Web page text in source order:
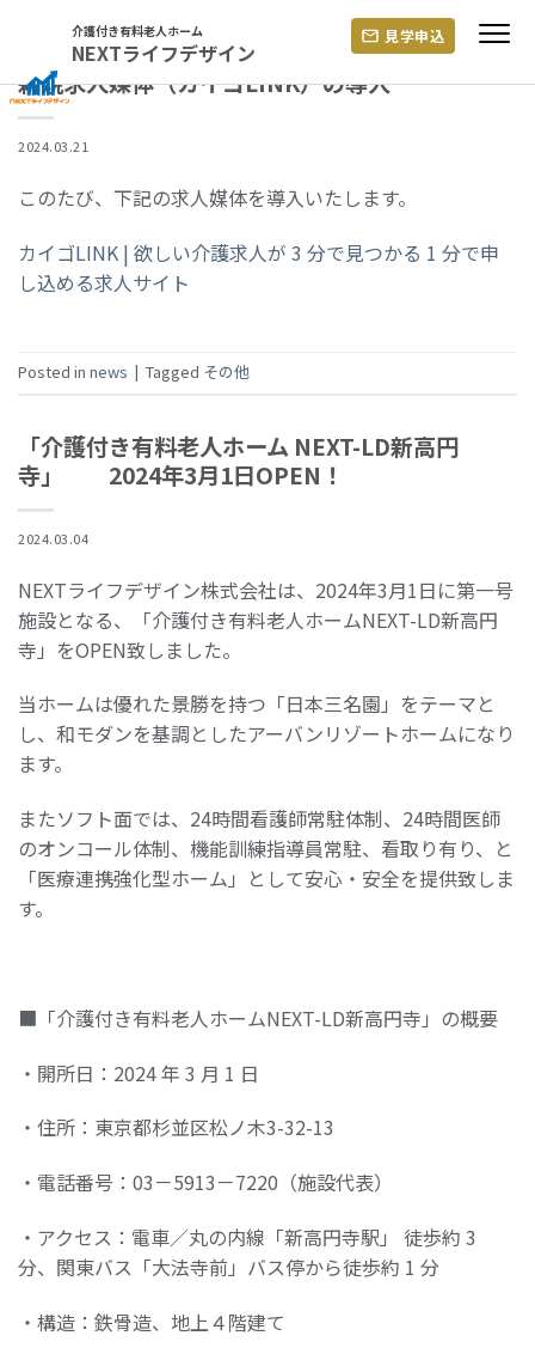
content
介護付き有料老人ホーム
NEXTライフデザイン
見学申込
NEWS
新規求人媒体（カイゴLINK）の導入
2024.03.21
このたび、下記の求人媒体を導入いたします。
カイゴLINK | 欲しい介護求人が 3 分で見つかる 1 分で申
し込める求人サイト
Posted in news | Tagged その他
「介護付き有料老人ホーム NEXT-LD新高円
寺」 2024年3月1日OPEN！
2024.03.04
NEXTライフデザイン株式会社は、2024年3月1日に第一号
施設となる、「介護付き有料老人ホームNEXT-LD新高円
寺」をOPEN致しました。
当ホームは優れた景勝を持つ「日本三名園」をテーマと
し、和モダンを基調としたアーバンリゾートホームになり
ます。
またソフト面では、24時間看護師常駐体制、24時間医師
のオンコール体制、機能訓練指導員常駐、看取り有り、と
「医療連携強化型ホーム」として安心・安全を提供致しま
す。
■「介護付き有料老人ホームNEXT-LD新高円寺」の概要
・開所日：2024 年 3 月 1 日
・住所：東京都杉並区松ノ木3-32-13
・電話番号：03－5913－7220（施設代表）
・アクセス：電車／丸の内線「新高円寺駅」 徒歩約 3
分、関東バス「大法寺前」バス停から徒歩約 1 分
・構造：鉄骨造、地上４階建て